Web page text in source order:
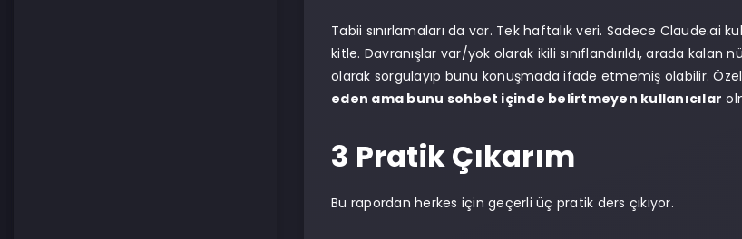
Tabii sınırlamaları da var. Tek haftalık veri. Sadece Claude.ai
kitle. Davranışlar var/yok olarak ikili sınıflandırıldı, arada kalan
olarak sorgulayıp bunu konuşmada ifade etmemiş olabilir.
eden ama bunu sohbet içinde belirtmeyen kullanıcılar
3 Pratik Çıkarım
Bu rapordan herkes için geçerli üç pratik ders çıkıyor.